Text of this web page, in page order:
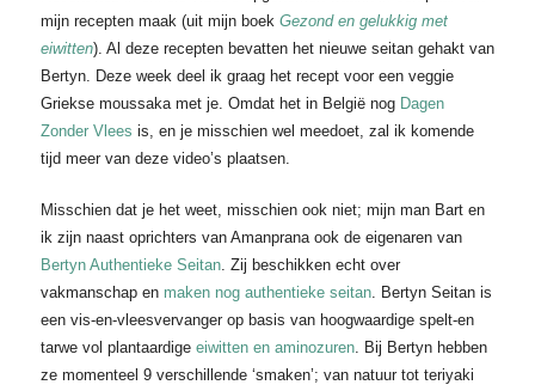
mijn recepten maak (uit mijn boek Gezond en gelukkig met
eiwitten). Al deze recepten bevatten het nieuwe seitan gehakt van
Bertyn. Deze week deel ik graag het recept voor een veggie
Griekse moussaka met je. Omdat het in België nog Dagen
Zonder Vlees is, en je misschien wel meedoet, zal ik komende
tijd meer van deze video’s plaatsen.
Misschien dat je het weet, misschien ook niet; mijn man Bart en
ik zijn naast oprichters van Amanprana ook de eigenaren van
Bertyn Authentieke Seitan. Zij beschikken echt over
vakmanschap en maken nog authentieke seitan. Bertyn Seitan is
een vis-en-vleesvervanger op basis van hoogwaardige spelt-en
tarwe vol plantaardige eiwitten en aminozuren. Bij Bertyn hebben
ze momenteel 9 verschillende ‘smaken’; van natuur tot teriyaki